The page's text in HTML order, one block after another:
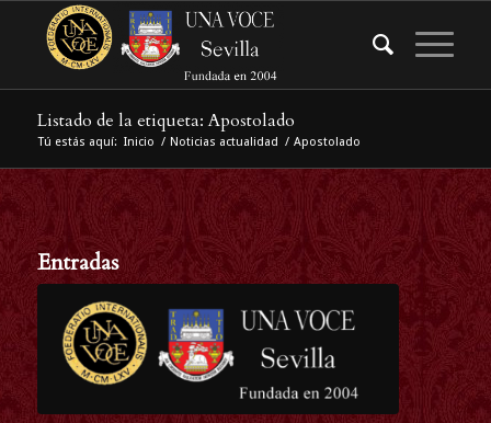
Listado de la etiqueta: Apostolado
Tú estás aquí: Inicio / Noticias actualidad / Apostolado
Entradas